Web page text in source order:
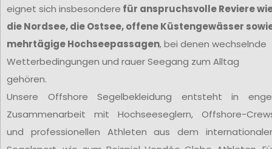
eignet sich insbesondere für anspruchsvolle Reviere
die Nordsee, die Ostsee, offene Küstengewässer
mehrtägige Hochseepassagen, bei denen wechselnde
Wetterbedingungen und rauer Seegang zum Alltag
gehören.
Unsere Offshore Segelbekleidung entsteht in
Zusammenarbeit mit Hochseeseglern, Offshore-
und professionellen Athleten aus dem